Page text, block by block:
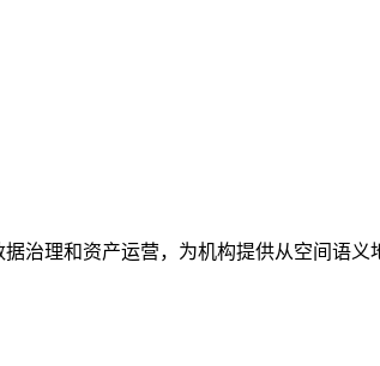
治理和资产运营，为机构提供从空间语义